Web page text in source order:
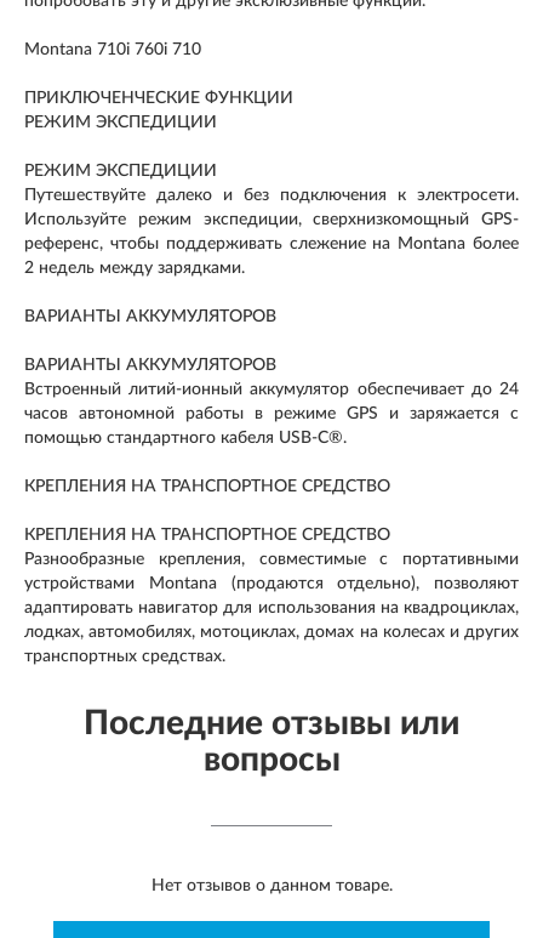
Montana 710i 760i 710
ПРИКЛЮЧЕНЧЕСКИЕ ФУНКЦИИ
РЕЖИМ ЭКСПЕДИЦИИ
РЕЖИМ ЭКСПЕДИЦИИ
Путешествуйте далеко и без подключения к электросети.
Используйте режим экспедиции, сверхнизкомощный GPS-
референс, чтобы поддерживать слежение на Montana более
2 недель между зарядками.
ВАРИАНТЫ АККУМУЛЯТОРОВ
ВАРИАНТЫ АККУМУЛЯТОРОВ
Встроенный литий-ионный аккумулятор обеспечивает до 24
часов автономной работы в режиме GPS и заряжается с
помощью стандартного кабеля USB-C®.
КРЕПЛЕНИЯ НА ТРАНСПОРТНОЕ СРЕДСТВО
КРЕПЛЕНИЯ НА ТРАНСПОРТНОЕ СРЕДСТВО
Разнообразные крепления, совместимые с портативными
устройствами Montana (продаются отдельно), позволяют
адаптировать навигатор для использования на квадроциклах,
лодках, автомобилях, мотоциклах, домах на колесах и других
транспортных средствах.
Последние отзывы или
вопросы
Нет отзывов о данном товаре.